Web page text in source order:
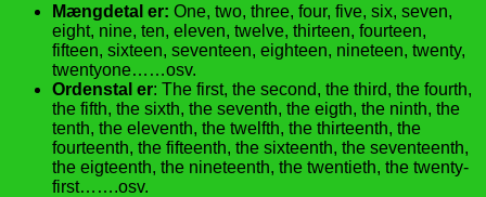
Mængdetal er: One, two, three, four, five, six, seven,
eight, nine, ten, eleven, twelve, thirteen, fourteen,
fifteen, sixteen, seventeen, eighteen, nineteen, twenty,
twentyone……osv.
Ordenstal er: The first, the second, the third, the fourth,
the fifth, the sixth, the seventh, the eigth, the ninth, the
tenth, the eleventh, the twelfth, the thirteenth, the
fourteenth, the fifteenth, the sixteenth, the seventeenth,
the eigteenth, the nineteenth, the twentieth, the twenty-
first…….osv.